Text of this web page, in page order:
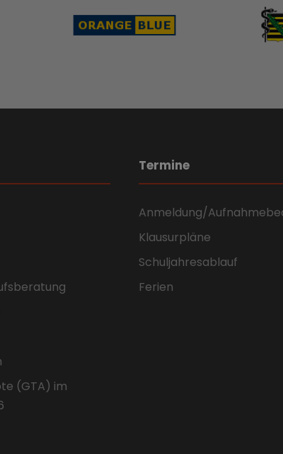
(GTA) im
Termine
Anmeldung/
Klausurpläne
Schuljahresablauf
Ferien